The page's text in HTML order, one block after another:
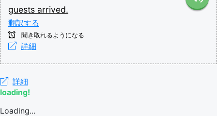
guests arrived.
翻訳する
聞き取れるようになる
詳細
詳細
loading!
Loading...